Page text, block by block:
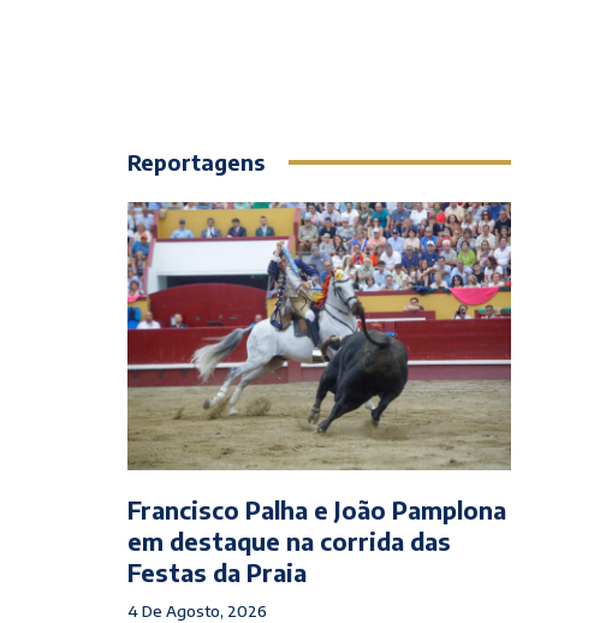
Reportagens
Francisco Palha e João Pamplona
em destaque na corrida das
Festas da Praia
4 De Agosto, 2026